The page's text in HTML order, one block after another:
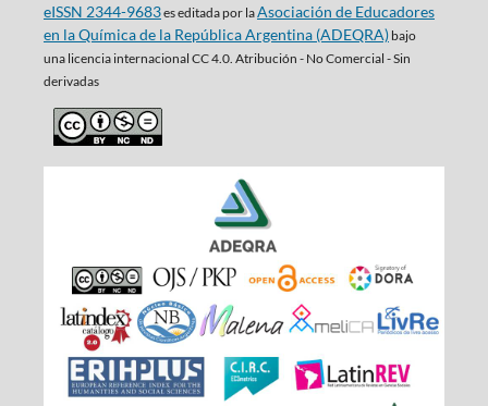
eISSN 2344-9683es editada por laAsociación de Educadores
en la Química de la República Argentina (ADEQRA)bajo
una licencia internacional CC 4.0. Atribución - No Comercial - Sin
derivadas